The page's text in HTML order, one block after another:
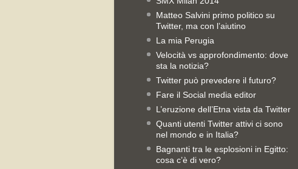
Matteo Salvini primo politico su
Twitter, ma con l’aiutino
La mia Perugia
Velocità vs approfondimento: dove
sta la notizia?
Twitter può prevedere il futuro?
Fare il Social media editor
L’eruzione dell’Etna vista da Twitter
Quanti utenti Twitter attivi ci sono
nel mondo e in Italia?
Bagnanti tra le esplosioni in Egitto:
cosa c’è di vero?